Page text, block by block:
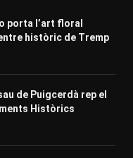
porta l’art floral
històric de Tremp
de Puigcerdà rep el
Històrics